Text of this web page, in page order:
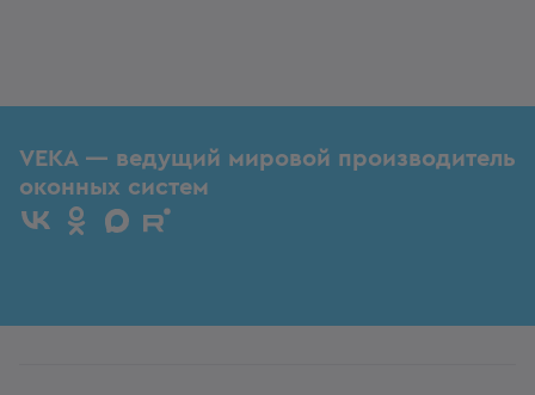
VEKA — ведущий мировой производитель
оконных систем